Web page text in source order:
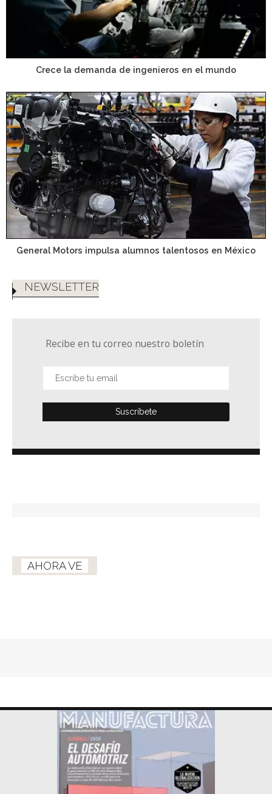
Crece la demanda de ingenieros en el mundo
General Motors impulsa alumnos talentosos en México
NEWSLETTER
Recibe en tu correo nuestro boletín
AHORA VE